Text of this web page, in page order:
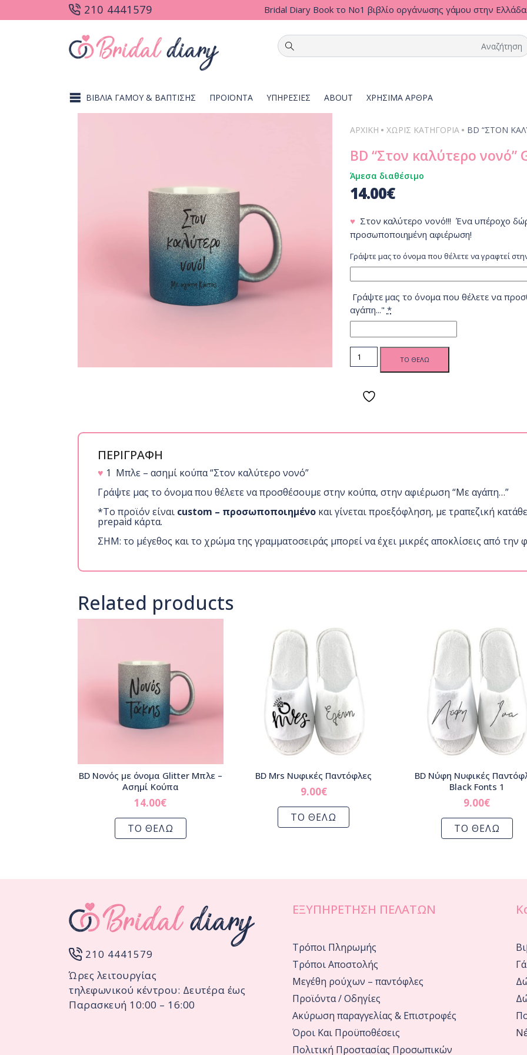
210 4441579 Bridal Diary Book το Νο1 βιβλίο οργάνωσης γάμου στην Ελλάδα
ΒΙΒΛΙΑ ΓΑΜΟΥ & ΒΑΠΤΙΣΗΣ ΠΡΟΪΟΝΤΑ ΥΠΗΡΕΣΙΕΣ ABOUT ΧΡΗΣΙΜΑ ΑΡΘΡΑ
ΑΡΧΙΚΗ • ΧΩΡΊΣ ΚΑΤΗΓΟΡΊΑ • BD “ΣΤΟΝ
BD “Στον καλύτερο
Άμεσα διαθέσιμο
14.00€
♥ Στον καλύτερο νονό!!! Ένα υπέροχο
προσωποποιημένη αφιέρωση!
Γράψτε μας το όνομα που θέλετε να γραφτεί
Γράψτε μας το όνομα που θέλετε να
αγάπη..." *
καλύτερο
Μπλε -
ΤΟ ΘΕΛΩ
ΠΕΡΙΓΡΑΦΗ
♥ 1 Μπλε – ασημί κούπα “Στον καλύτερο νονό”
Γράψτε μας το όνομα που θέλετε να προσθέσουμε στην κούπα, στην αφιέρωση “Με αγάπη…”
*Το προϊόν είναι custom – προσωποποιημένο και γίνεται προεξόφληση, με τραπεζική
prepaid κάρτα.
ΣΗΜ: το μέγεθος και το χρώμα της γραμματοσειράς μπορεί να έχει μικρές αποκλίσεις από την
Related products
BD Νονός με όνομα Glitter Μπλε –
Ασημί Κούπα
14.00€
ΤΟ ΘΕΛΩ
BD Mrs Νυφικές Παντόφλες
9.00€
ΤΟ ΘΕΛΩ
BD Νύφη Νυφικές
Black Fonts 1
9.00€
ΤΟ ΘΕΛΩ
210 4441579
Ώρες λειτουργίας
τηλεφωνικού κέντρου: Δευτέρα έως
Παρασκευή 10:00 – 16:00
ΕΞΥΠΗΡΕΤΗΣΗ ΠΕΛΑΤΩΝ
Τρόποι Πληρωμής
Τρόποι Αποστολής
Μεγέθη ρούχων – παντόφλες
Προϊόντα / Οδηγίες
Ακύρωση παραγγελίας & Επιστροφές
Όροι Και Προϋποθέσεις
Πολιτική Προστασίας Προσωπικών